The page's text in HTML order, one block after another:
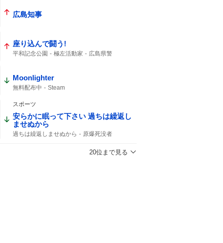
広島知事
座り込んで闘う!
平和記念公園 極左活動家
広島県警
Moonlighter
無料配布中 Steam
スポーツ
安らかに眠って下さい 過ちは繰返し
ませぬから
過ちは繰返しませぬから 原爆死没者
20位まで見る